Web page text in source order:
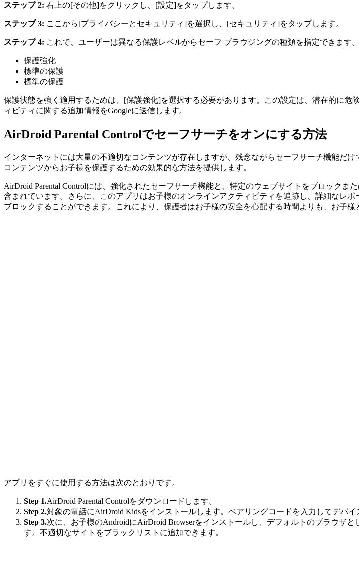
ステップ 2: 右上の[その他]をクリックし、[設定]をタップします。
ステップ 3: ここから[プライバシーとセキュリティ]を選択し、[セキュリティ]をタップします。
ステップ 4: これで、ユーザーは異なる保護レベルからセーフ ブラウジングの種類を指定できます。
保護強化
標準の保護
標準の保護
保護状態を強く適用するためは、[保護強化]を選択する必要があります。この設定は、潜在的に
ィビティに関する追加情報をGoogleに送信します。
AirDroid Parental Controlでセーフサーチをオンにする方法
インターネットには大量の不適切なコンテンツが存在しますが、残念ながらセーフサーチ機能だ
コンテンツからお子様を保護するための効果的な方法を提供します。
AirDroid Parental Controlには、強化されたセーフサーチ機能と、特定のウェブサイトをブロック
含まれています。さらに、このアプリはお子様のオンラインアクティビティを追跡し、詳細なレ
ブロックすることができます。これにより、保護者はお子様の安全を心配する時間よりも、お子様
アプリをすぐに使用する方法は次のとおりです。
Step 1.AirDroid Parental Controlをダウンロードします。
Step 2.対象の電話にAirDroid Kidsをインストールします。ペアリングコードを入力してデバイ
Step 3.次に、お子様のAndroidにAirDroid Browserをインストールし、デフォルトのブラウザ
す。不適切なサイトをブラックリストに追加できます。